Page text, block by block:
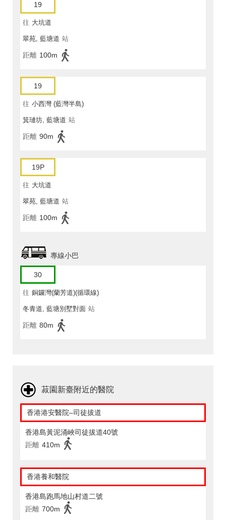
19
往 大坑道
翠苑, 藍塘道 站
距離 100m
19
往 小西灣 (藍灣半島)
箕璉坊, 藍塘道 站
距離 90m
19P
往 大坑道
翠苑, 藍塘道 站
距離 100m
專線小巴
30
往 銅鑼灣(蘭芳道)(循環線)
冬青道, 藍塘別墅對面 站
距離 80m
菽園新臺附近的醫院
香港港安醫院–司徒拔道
香港島黃泥涌峽司徒拔道40號
距離 410m
香港養和醫院
香港島跑馬地山村道二號
距離 700m